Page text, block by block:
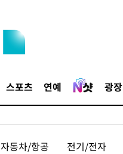
스포츠 연예 광장
자동차/항공 전기/전자